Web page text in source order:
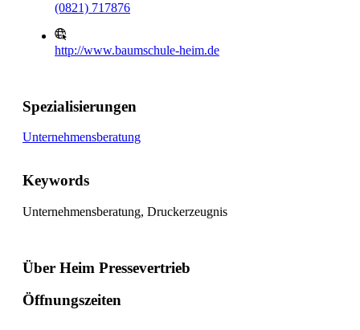
(0821) 717876
http://www.baumschule-heim.de
Spezialisierungen
Unternehmensberatung
Keywords
Unternehmensberatung, Druckerzeugnis
Über Heim Pressevertrieb
Öffnungszeiten